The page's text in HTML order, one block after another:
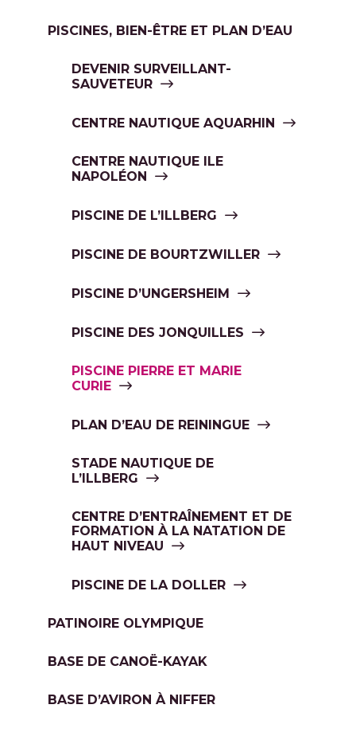
PISCINES, BIEN-ÊTRE ET PLAN D’EAU
DEVENIR SURVEILLANT-
SAUVETEUR
CENTRE NAUTIQUE AQUARHIN
CENTRE NAUTIQUE ILE
NAPOLÉON
PISCINE DE L’ILLBERG
PISCINE DE BOURTZWILLER
PISCINE D’UNGERSHEIM
PISCINE DES JONQUILLES
PISCINE PIERRE ET MARIE
CURIE
PLAN D’EAU DE REININGUE
STADE NAUTIQUE DE
L’ILLBERG
CENTRE D’ENTRAÎNEMENT ET DE
FORMATION À LA NATATION DE
HAUT NIVEAU
PISCINE DE LA DOLLER
PATINOIRE OLYMPIQUE
BASE DE CANOË-KAYAK
BASE D’AVIRON À NIFFER